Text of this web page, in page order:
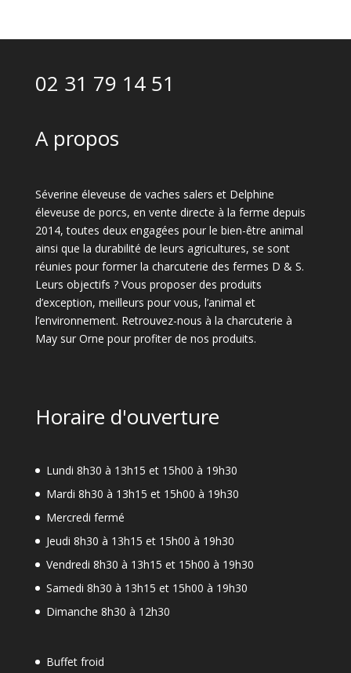
02 31 79 14 51
A propos
Séverine éleveuse de vaches salers et Delphine
éleveuse de porcs, en vente directe à la ferme depuis
2014, toutes deux engagées pour le bien-être animal
ainsi que la durabilité de leurs agricultures, se sont
réunies pour former la charcuterie des fermes D & S.
Leurs objectifs ? Vous proposer des produits
d’exception, meilleurs pour vous, l’animal et
l’environnement. Retrouvez-nous à la charcuterie à
May sur Orne pour profiter de nos produits.
Horaire d'ouverture
Lundi 8h30 à 13h15 et 15h00 à 19h30
Mardi 8h30 à 13h15 et 15h00 à 19h30
Mercredi fermé
Jeudi 8h30 à 13h15 et 15h00 à 19h30
Vendredi 8h30 à 13h15 et 15h00 à 19h30
Samedi 8h30 à 13h15 et 15h00 à 19h30
Dimanche 8h30 à 12h30
Buffet froid